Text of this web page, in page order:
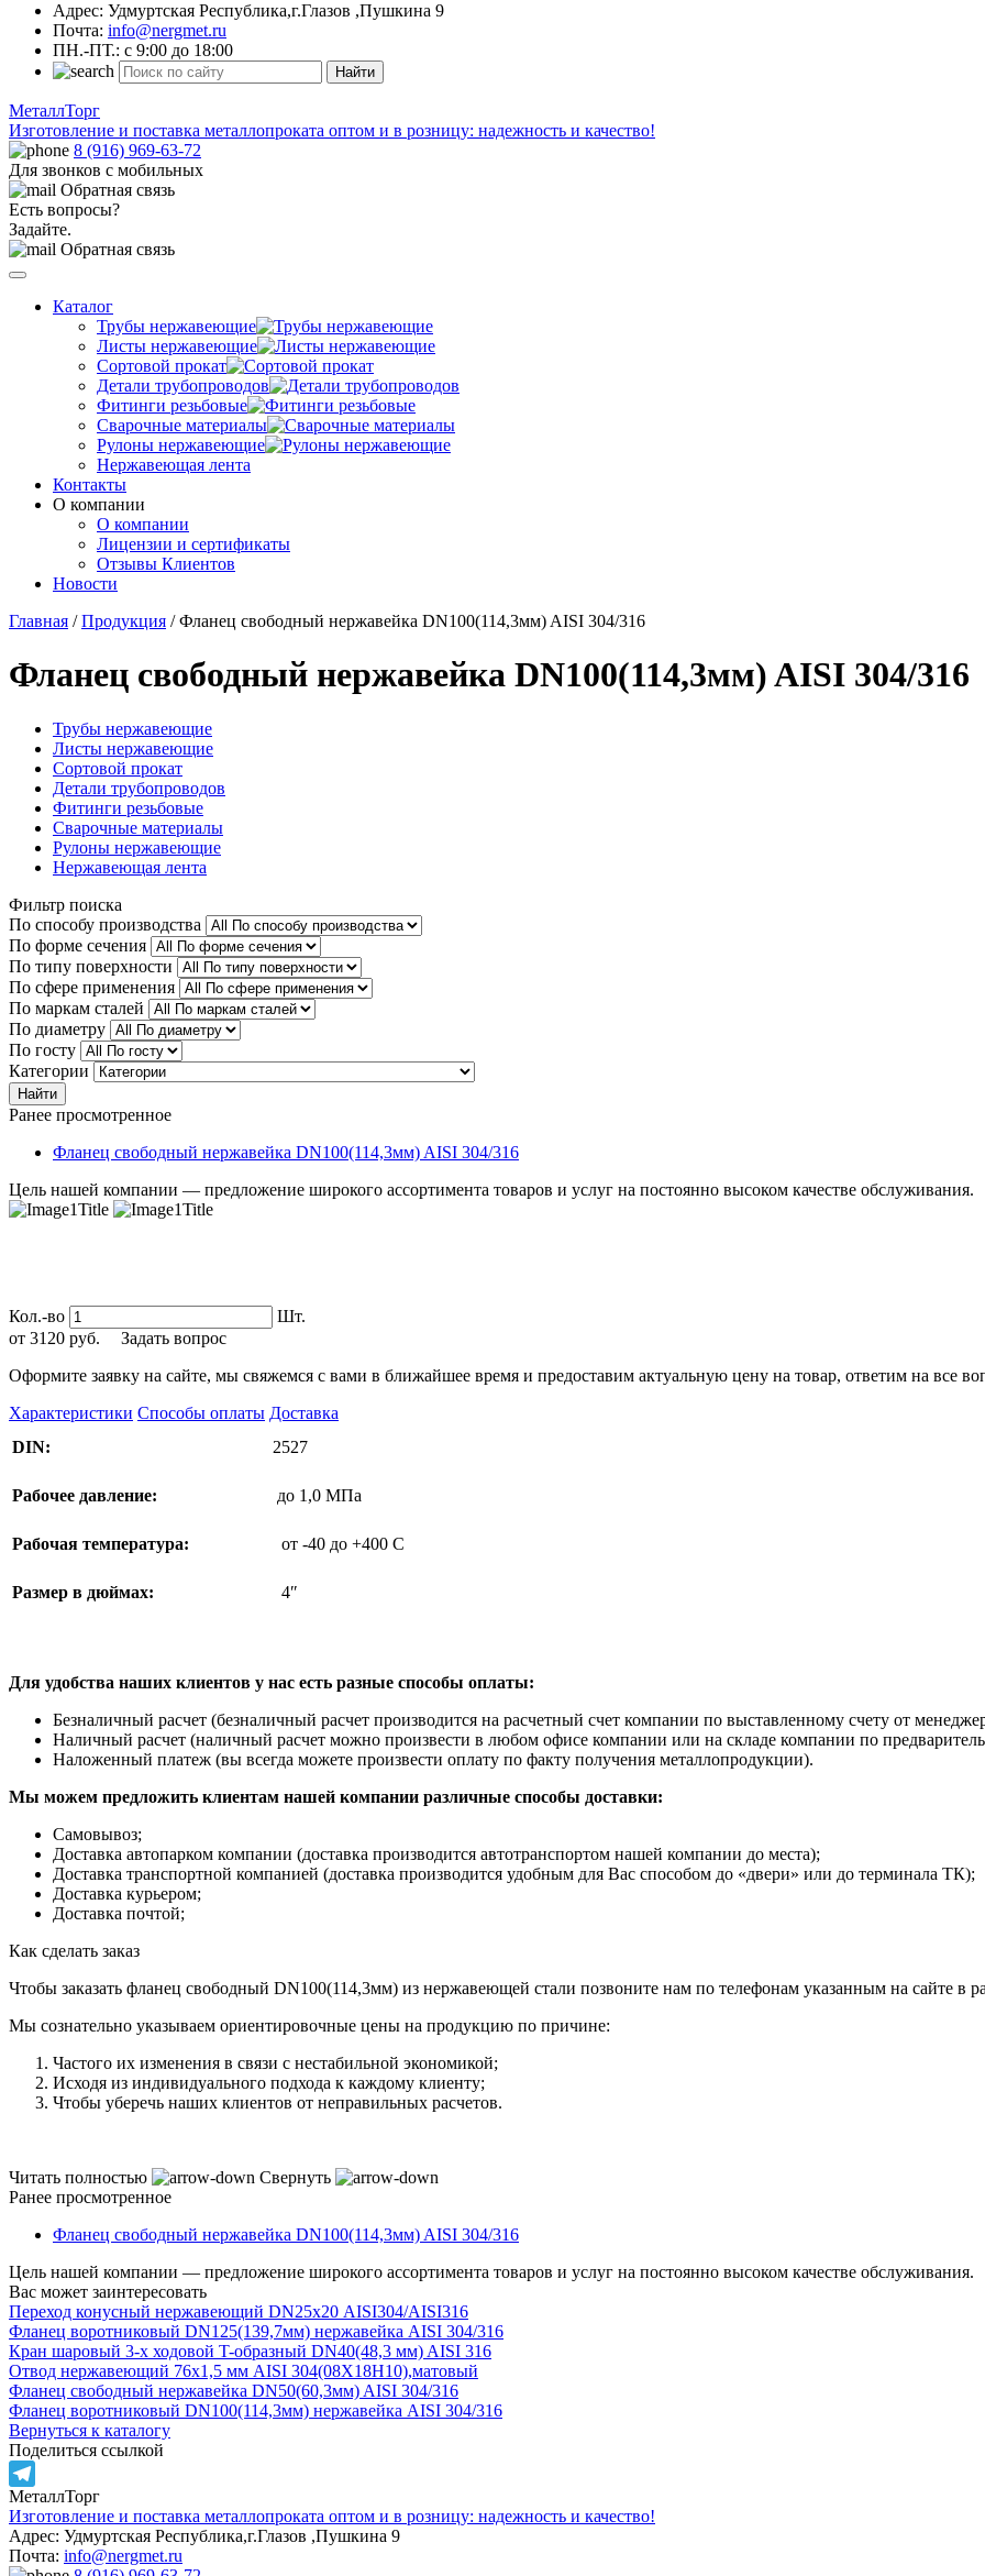
Адрес: Удмуртская Республика,г.Глазов ,Пушкина 9
Почта: info@nergmet.ru
ПН.-ПТ.: с 9:00 до 18:00
Найти
МеталлТорг
Изготовление и поставка металлопроката оптом и в розницу: надежность и качество!
8 (916) 969-63-72
Для звонков с мобильных
Обратная связь
Есть вопросы?
Задайте.
Обратная связь
Каталог
Трубы нержавеющие
Листы нержавеющие
Сортовой прокат
Детали трубопроводов
Фитинги резьбовые
Сварочные материалы
Рулоны нержавеющие
Нержавеющая лента
Контакты
О компании
О компании
Лицензии и сертификаты
Отзывы Клиентов
Новости
Главная /Продукция /Фланец свободный нержавейка DN100(114,3мм) AISI 304/316
Фланец свободный нержавейка DN100(114,3мм) AISI 304/316
Трубы нержавеющие
Листы нержавеющие
Сортовой прокат
Детали трубопроводов
Фитинги резьбовые
Сварочные материалы
Рулоны нержавеющие
Нержавеющая лента
Фильтр поиска
По способу производства
По форме сечения
По типу поверхности
По сфере применения
По маркам сталей
По диаметру
По госту
Категории
Найти
Ранее просмотренное
Фланец свободный нержавейка DN100(114,3мм) AISI 304/316
Цель нашей компании — предложение широкого ассортимента товаров и услуг на постоянно высоком качестве обслуживания.
Кол.-во
Шт.
от 3120 руб.
Задать вопрос
Оформите заявку на сайте, мы свяжемся с вами в ближайшее время и предоставим актуальную цену на товар, ответим на все
Характеристики Способы оплаты Доставка
DIN:
2527
Рабочее давление: до 1,0 МПа
Рабочая температура: от -40 до +400 C
Размер в дюймах: 4″
Для удобства наших клиентов у нас есть разные способы оплаты:
Безналичный расчет (безналичный расчет производится на расчетный счет компании по выставленному счету от
Наличный расчет (наличный расчет можно произвести в любом офисе компании или на складе компании по
Наложенный платеж (вы всегда можете произвести оплату по факту получения металлопродукции).
Мы можем предложить клиентам нашей компании различные способы доставки:
Самовывоз;
Доставка автопарком компании (доставка производится автотранспортом нашей компании до места);
Доставка транспортной компанией (доставка производится удобным для Вас способом до «двери» или до терминала ТК);
Доставка курьером;
Доставка почтой;
Как сделать заказ
Чтобы заказать фланец свободный DN100(114,3мм) из нержавеющей стали позвоните нам по телефонам указанным на сайте в
Мы сознательно указываем ориентировочные цены на продукцию по причине:
Частого их изменения в связи с нестабильной экономикой;
Исходя из индивидуального подхода к каждому клиенту;
Чтобы уберечь наших клиентов от неправильных расчетов.
Читать полностью
Свернуть
Ранее просмотренное
Фланец свободный нержавейка DN100(114,3мм) AISI 304/316
Цель нашей компании — предложение широкого ассортимента товаров и услуг на постоянно высоком качестве обслуживания.
Вас может заинтересовать
Переход конусный нержавеющий DN25х20 AISI304/AISI316
Фланец воротниковый DN125(139,7мм) нержавейка AISI 304/316
Кран шаровый 3-х ходовой T-образный DN40(48,3 мм) AISI 316
Отвод нержавеющий 76х1,5 мм AISI 304(08Х18Н10),матовый
Фланец свободный нержавейка DN50(60,3мм) AISI 304/316
Фланец воротниковый DN100(114,3мм) нержавейка AISI 304/316
Вернуться к каталогу
Поделиться ссылкой
Telegram
МеталлТорг
Изготовление и поставка металлопроката оптом и в розницу: надежность и качество!
Адрес: Удмуртская Республика,г.Глазов ,Пушкина 9
Почта: info@nergmet.ru